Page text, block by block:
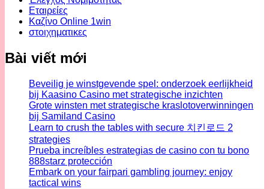
Εταιρείες
Καζίνο Online 1win
στοιχηματικες
Bài viết mới
Beveilig je winstgevende spel: onderzoek eerlijkheid
bij Kaasino Casino met strategische inzichten
Grote winsten met strategische kraslotoverwinningen
bij Samiland Casino
Learn to crush the tables with secure 치킨로드 2
strategies
Prueba increíbles estrategias de casino con tu bono
888starz protección
Embark on your fairpari gambling journey: enjoy
tactical wins